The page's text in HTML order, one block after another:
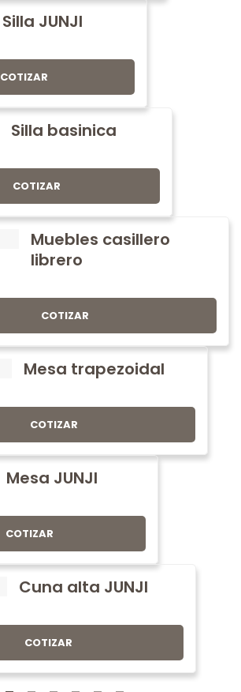
Silla JUNJI
COTIZAR
Silla basinica
COTIZAR
Muebles casillero
librero
COTIZAR
Mesa trapezoidal
COTIZAR
Mesa JUNJI
COTIZAR
Cuna alta JUNJI
COTIZAR